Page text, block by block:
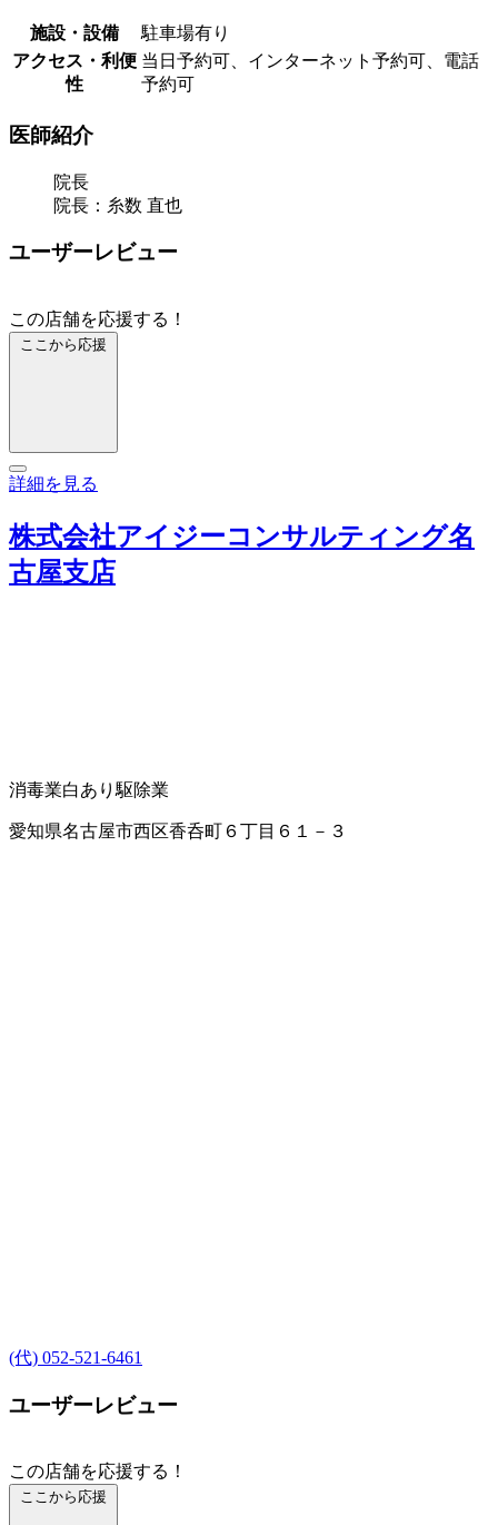
施設・設備
駐車場有り
アクセス・利便
性
当日予約可、インターネット予約可、電話
予約可
医師紹介
院長
院長：糸数 直也
ユーザーレビュー
この店舗を応援する！
ここから応援
詳細を見る
株式会社アイジーコンサルティング名
古屋支店
消毒業白あり駆除業
愛知県名古屋市西区香呑町６丁目６１－３
(代) 052-521-6461
ユーザーレビュー
この店舗を応援する！
ここから応援